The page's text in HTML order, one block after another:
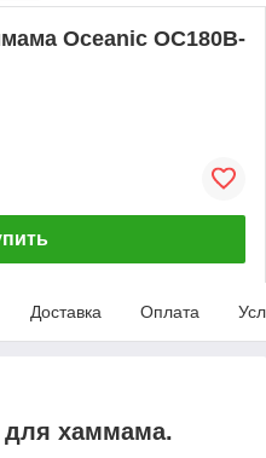
Oceanic ОС180В-
Доставка Оплата
для хаммама.